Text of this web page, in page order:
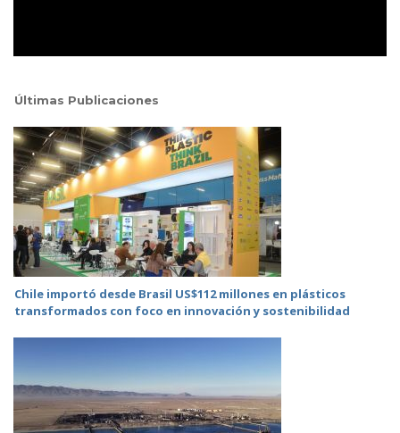
Últimas Publicaciones
Chile importó desde Brasil US$112 millones en plásticos
transformados con foco en innovación y sostenibilidad